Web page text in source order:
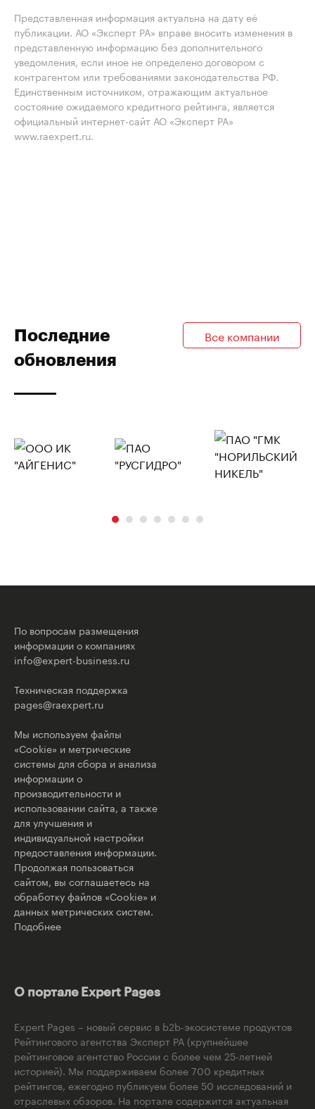
Представленная информация актуальна на дату её
публикации. АО «Эксперт РА» вправе вносить изменения в
представленную информацию без дополнительного
уведомления, если иное не определено договором с
контрагентом или требованиями законодательства РФ.
Единственным источником, отражающим актуальное
состояние ожидаемого кредитного рейтинга, является
официальный интернет-сайт АО «Эксперт РА»
www.raexpert.ru.
Последние
обновления
Все компании
По вопросам размещения
информации о компаниях
info@expert-business.ru
Техническая поддержка
pages@raexpert.ru
Мы используем файлы
«Cookie» и метрические
системы для сбора и анализа
информации о
производительности и
использовании сайта, а также
для улучшения и
индивидуальной настройки
предоставления информации.
Продолжая пользоваться
сайтом, вы соглашаетесь на
обработку файлов «Cookie» и
данных метрических систем.
Подобнее
О портале Expert Pages
Expert Pages – новый сервис в b2b-экосистеме продуктов
Рейтингового агентства Эксперт РА (крупнейшее
рейтинговое агентство России с более чем 25-летней
историей). Мы поддерживаем более 700 кредитных
рейтингов, ежегодно публикуем более 50 исследований и
отраслевых обзоров. На портале содержится актуальная